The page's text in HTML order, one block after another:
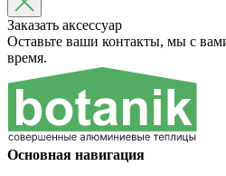
Заказать аксессуар
Оставьте ваши контакты, мы с
время.
Основная навигация